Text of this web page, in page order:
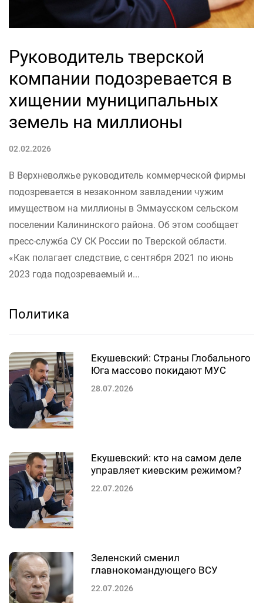
Руководитель тверской
компании подозревается в
хищении муниципальных
земель на миллионы
02.02.2026
В Верхневолжье руководитель коммерческой фирмы
подозревается в незаконном завладении чужим
имуществом на миллионы в Эммаусском сельском
поселении Калининского района. Об этом сообщает
пресс-служба СУ СК России по Тверской области.
«Как полагает следствие, с сентября 2021 по июнь
2023 года подозреваемый и...
Политика
Екушевский: Страны Глобального
Юга массово покидают МУС
28.07.2026
Екушевский: кто на самом деле
управляет киевским режимом?
22.07.2026
Зеленский сменил
главнокомандующего ВСУ
22.07.2026